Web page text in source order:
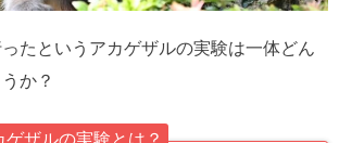
たというアカゲザルの実験は一体どん
か？
ザルの実験とは？